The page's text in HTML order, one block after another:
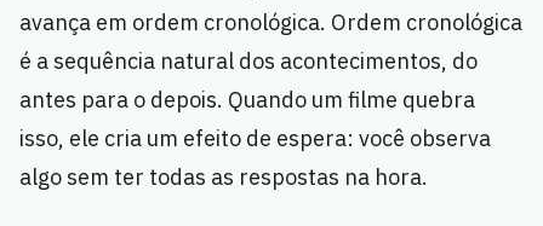
avança em ordem cronológica. Ordem cronológica
é a sequência natural dos acontecimentos, do
antes para o depois. Quando um filme quebra
isso, ele cria um efeito de espera: você observa
algo sem ter todas as respostas na hora.